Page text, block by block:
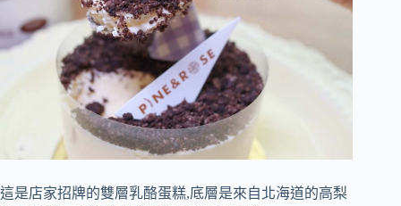
這是店家招牌的雙層乳酪蛋糕,底層是來自北海道的高梨